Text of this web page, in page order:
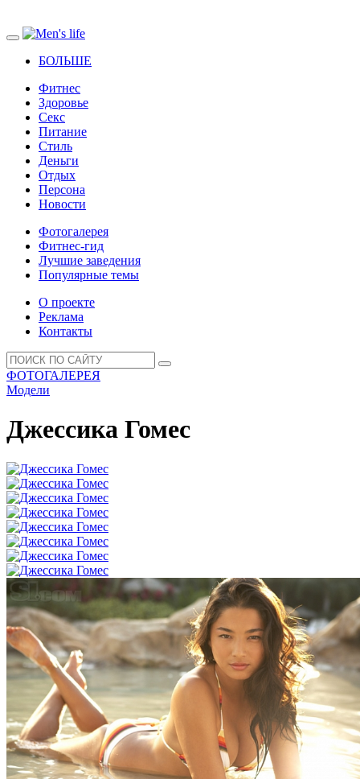
БОЛЬШЕ
Фитнес
Здоровье
Секс
Питание
Стиль
Деньги
Отдых
Персона
Новости
Фотогалерея
Фитнес-гид
Лучшие заведения
Популярные темы
О проекте
Реклама
Контакты
ФОТОГАЛЕРЕЯ
Модели
Джессика Гомес